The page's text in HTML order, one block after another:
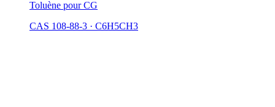
Toluène pour CG
CAS 108-88-3 · C6H5CH3